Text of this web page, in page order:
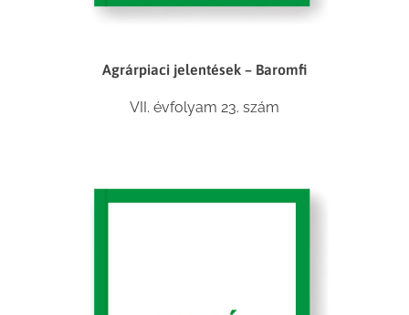
Agrárpiaci jelentések – Baromfi
VII. évfolyam 23. szám